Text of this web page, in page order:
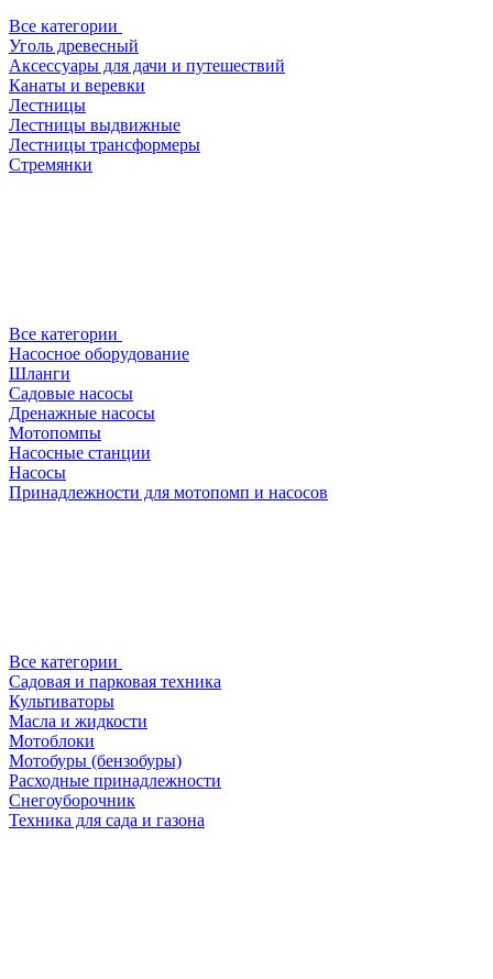
Все категории
Уголь древесный
Аксессуары для дачи и путешествий
Канаты и веревки
Лестницы
Лестницы выдвижные
Лестницы трансформеры
Стремянки
Все категории
Насосное оборудование
Шланги
Садовые насосы
Дренажные насосы
Мотопомпы
Насосные станции
Насосы
Принадлежности для мотопомп и насосов
Все категории
Садовая и парковая техника
Культиваторы
Масла и жидкости
Мотоблоки
Мотобуры (бензобуры)
Расходные принадлежности
Снегоуборочник
Техника для сада и газона